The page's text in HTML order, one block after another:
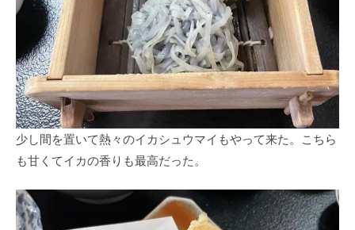
少し間を置いて熱々のイカシュウマイもやって来た。こちら
も甘くてイカの香りも最高だった。